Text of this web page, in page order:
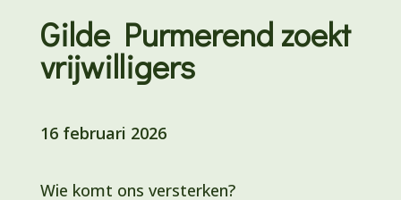
Gilde Purmerend zoekt
vrijwilligers
16 februari 2026
Wie komt ons versterken?